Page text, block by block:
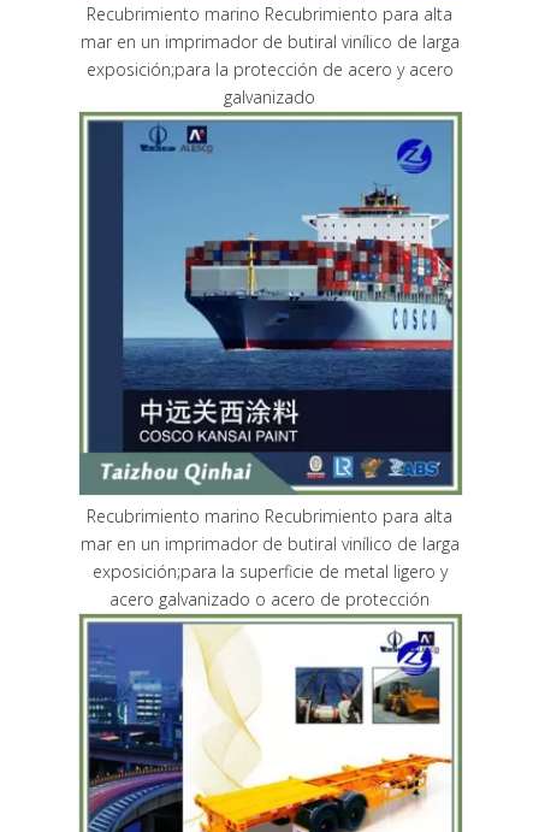
Recubrimiento marino Recubrimiento para alta
mar en un imprimador de butiral vinílico de larga
exposición;para la protección de acero y acero
galvanizado
Recubrimiento marino Recubrimiento para alta
mar en un imprimador de butiral vinílico de larga
exposición;para la superficie de metal ligero y
acero galvanizado o acero de protección